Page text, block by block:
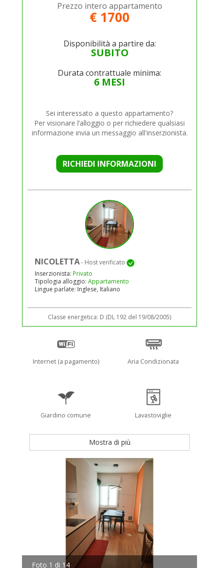
Prezzo intero appartamento
€ 1700
Disponibilità a partire da:
SUBITO
Durata contrattuale minima:
6 MESI
Sei interessato a questo appartamento?
Per visionare l’alloggio o per richiedere qualsiasi
informazione invia un messaggio all'inserzionista.
RICHIEDI INFORMAZIONI
NICOLETTA- Host verificato
Inserzionista: Privato
Tipologia alloggio: Appartamento
Lingue parlate: Inglese, Italiano
Classe energetica: D (DL 192 del 19/08/2005)
Internet (a pagamento) Aria Condizionata
Giardino comune Lavastoviglie
Mostra di più
Foto 1 di 14